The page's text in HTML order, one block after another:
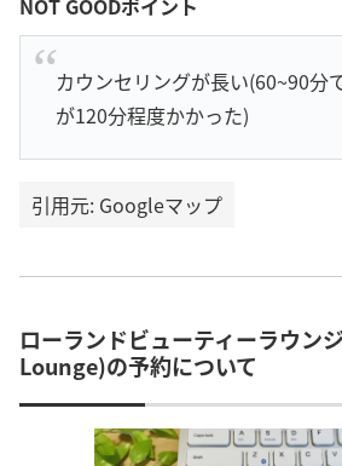
NOT GOODポイント
カウンセリングが長い(60~90分
が120分程度かかった)
引用元: Googleマップ
ローランドビューティーラウン
Lounge)の予約について